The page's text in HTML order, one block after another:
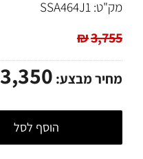
מק"ט: SSA464J1
₪3,755
מחיר מבצע: 3,350
הוסף לסל